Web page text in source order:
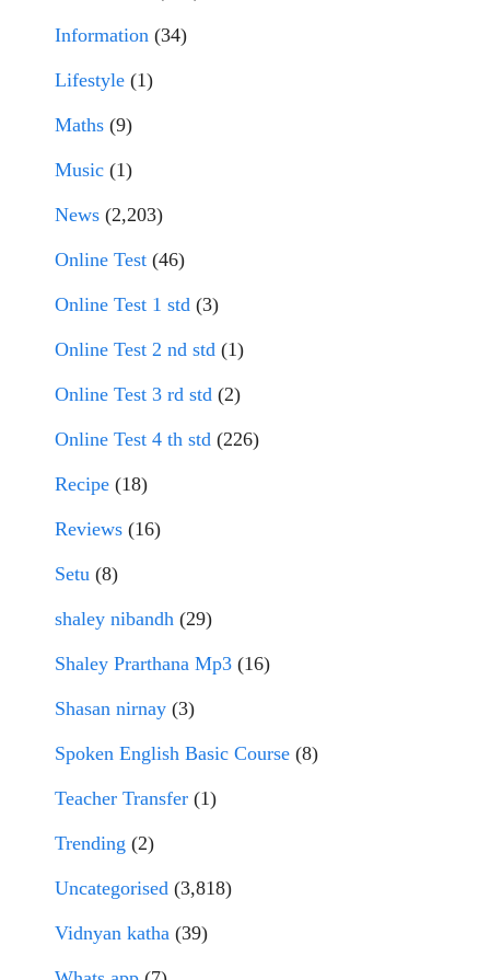
Information (34)
Lifestyle (1)
Maths (9)
Music (1)
News (2,203)
Online Test (46)
Online Test 1 std (3)
Online Test 2 nd std (1)
Online Test 3 rd std (2)
Online Test 4 th std (226)
Recipe (18)
Reviews (16)
Setu (8)
shaley nibandh (29)
Shaley Prarthana Mp3 (16)
Shasan nirnay (3)
Spoken English Basic Course (8)
Teacher Transfer (1)
Trending (2)
Uncategorised (3,818)
Vidnyan katha (39)